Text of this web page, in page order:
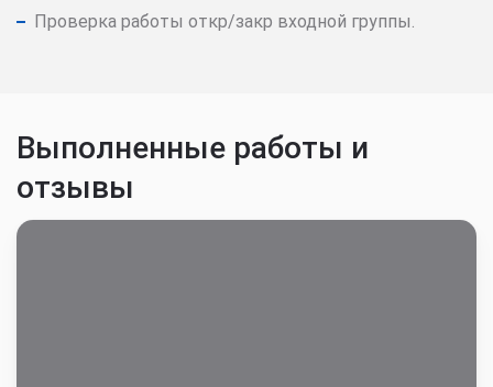
Проверка работы откр/закр входной группы.
Выполненные работы и
отзывы